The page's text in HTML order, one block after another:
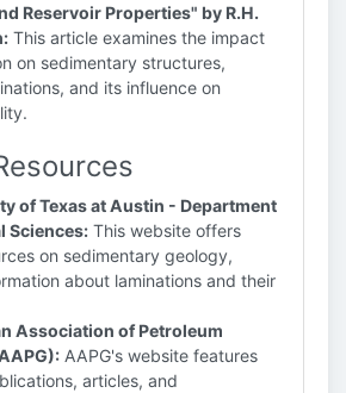
Reservoir Properties" by R.H.
This article examines the impact
on sedimentary structures,
and its influence on
of Texas at Austin - Department
Sciences: This website offers
on sedimentary geology,
about laminations and their
Association of Petroleum
AAPG's website features
articles, and